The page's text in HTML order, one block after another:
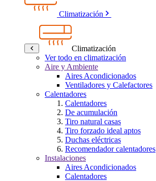
Climatización
Climatización
Ver todo en climatización
Aire y Ambiente
Aires Acondicionados
Ventiladores y Calefactores
Calentadores
Calentadores
De acumulación
Tiro natural casas
Tiro forzado ideal aptos
Duchas eléctricas
Recomendador calentadores
Instalaciones
Aires Acondicionados
Calentadores